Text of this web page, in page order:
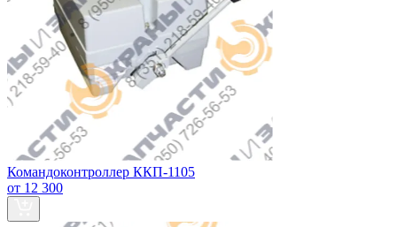
Командоконтроллер ККП-1105
от 12 300